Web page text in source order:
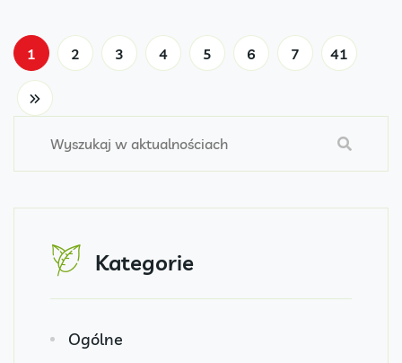
1 2 3 4 5 6 7 41
Kategorie
Ogólne